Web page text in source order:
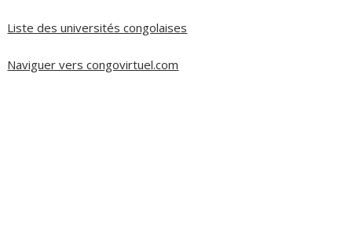
Liste des universités congolaises
Naviguer vers congovirtuel.com